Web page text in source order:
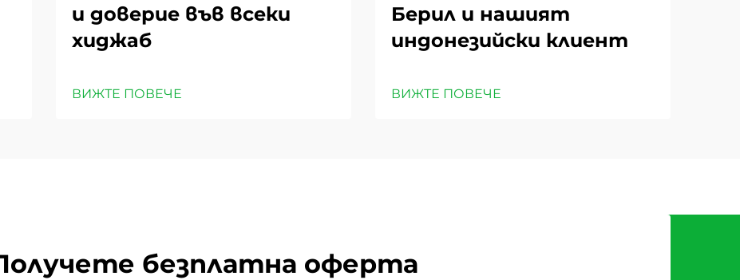
и доверие във всеки
хиджаб
ВИЖТЕ ПОВЕЧЕ
Берил и нашият
индонезийски клиент
ВИЖТЕ ПОВЕЧЕ
безплатна оферта